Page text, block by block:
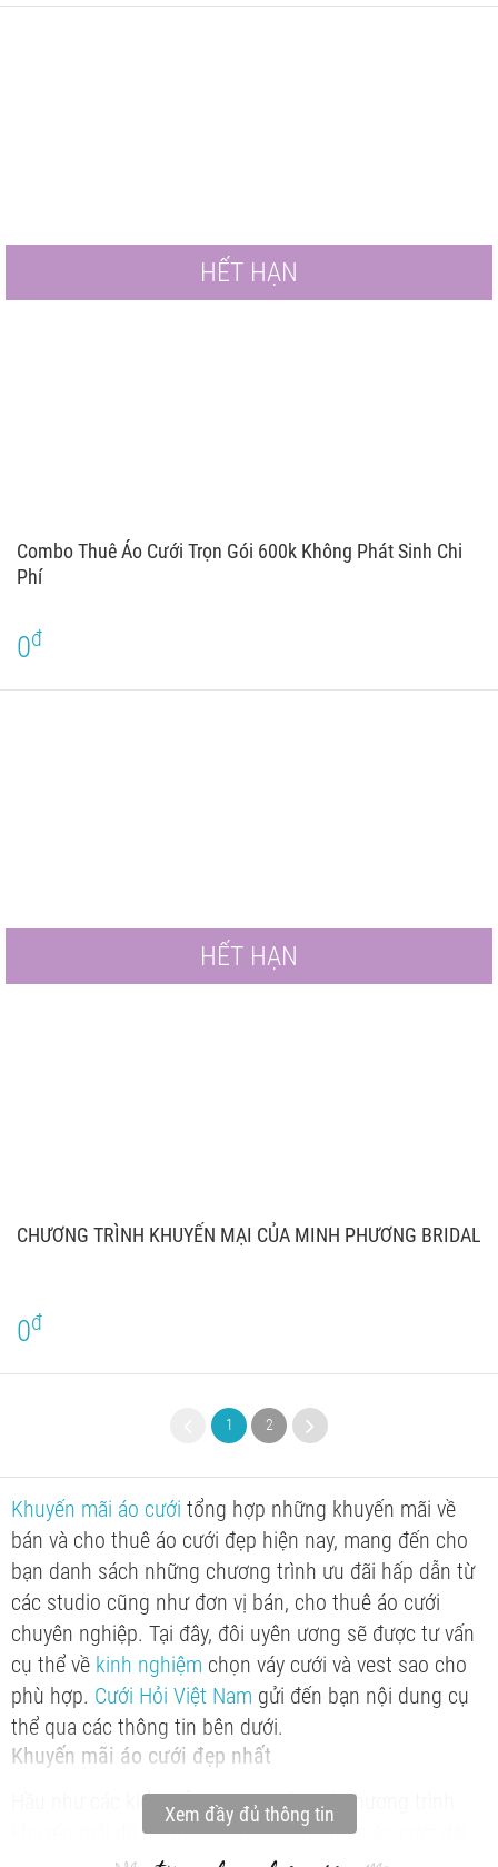
HẾT HẠN
Combo Thuê Áo Cưới Trọn Gói 600k Không Phát Sinh Chi
Phí
0đ
HẾT HẠN
CHƯƠNG TRÌNH KHUYẾN MẠI CỦA MINH PHƯƠNG BRIDAL
0đ
1 2
Khuyến mãi áo cưới tổng hợp những khuyến mãi về
bán và cho thuê áo cưới đẹp hiện nay, mang đến cho
bạn danh sách những chương trình ưu đãi hấp dẫn từ
các studio cũng như đơn vị bán, cho thuê áo cưới
chuyên nghiệp. Tại đây, đôi uyên ương sẽ được tư vấn
cụ thể về kinh nghiệm chọn váy cưới và vest sao cho
phù hợp. Cưới Hỏi Việt Nam gửi đến bạn nội dung cụ
thể qua các thông tin bên dưới.
Khuyến mãi áo cưới đẹp nhất
Hầu như các kiểu mẫuáo cướiđều có chương trình
khuyến mãi để hỗ trợ đôi uyên ương như: áo cưới dài
Xem đầy đủ thông tin